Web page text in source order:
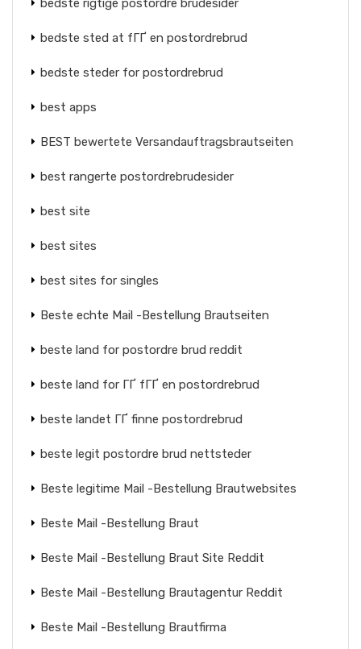
bedste rigtige postordre brudesider
bedste sted at fГҐ en postordrebrud
bedste steder for postordrebrud
best apps
BEST bewertete Versandauftragsbrautseiten
best rangerte postordrebrudesider
best site
best sites
best sites for singles
Beste echte Mail -Bestellung Brautseiten
beste land for postordre brud reddit
beste land for ГҐ fГҐ en postordrebrud
beste landet ГҐ finne postordrebrud
beste legit postordre brud nettsteder
Beste legitime Mail -Bestellung Brautwebsites
Beste Mail -Bestellung Braut
Beste Mail -Bestellung Braut Site Reddit
Beste Mail -Bestellung Brautagentur Reddit
Beste Mail -Bestellung Brautfirma